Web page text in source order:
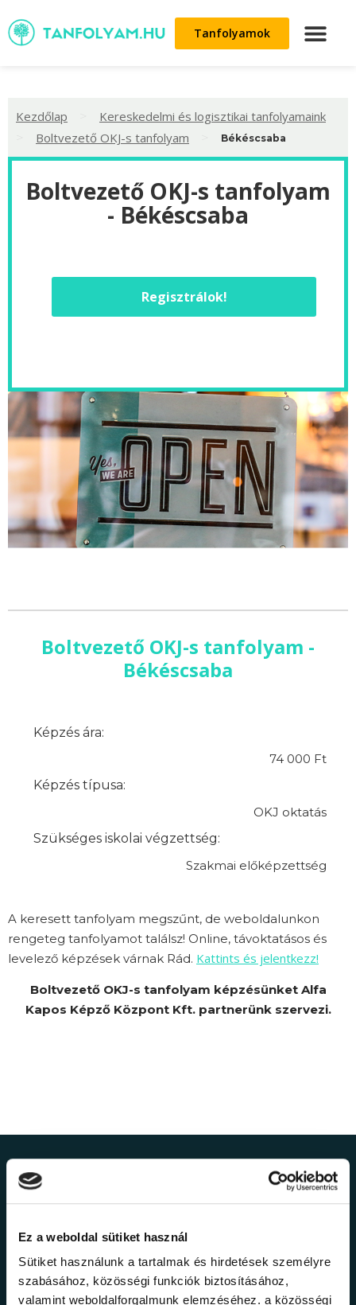
Ez a weboldal sütiket használ
Sütiket használunk a tartalmak és hirdetések személyre
szabásához, közösségi funkciók biztosításához,
valamint weboldalforgalmunk elemzéséhez. a közösségi
Tanfolyamok
Kezdőlap Kereskedelmi és logisztikai tanfolyamaink
Boltvezető OKJ-s tanfolyam Békéscsaba
Boltvezető OKJ-s tanfolyam
- Békéscsaba
Regisztrálok!
Boltvezető OKJ-s tanfolyam -
Békéscsaba
Képzés ára:
74 000 Ft
Képzés típusa:
OKJ oktatás
Szükséges iskolai végzettség:
Szakmai előképzettség
A keresett tanfolyam megszűnt, de weboldalunkon
rengeteg tanfolyamot találsz! Online, távoktatásos és
levelező képzések várnak Rád. Kattints és jelentkezz!
Boltvezető OKJ-s tanfolyam képzésünket Alfa
Kapos Képző Központ Kft. partnerünk szervezi.
Ne maradj le a
legfrissebb
információkról!